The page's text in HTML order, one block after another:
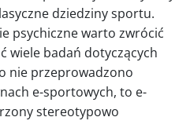
dziedziny sportu.
psychiczne warto zwrócić
wiele badań dotyczących
nie przeprowadzono
e-sportowych, to e-
stereotypowo